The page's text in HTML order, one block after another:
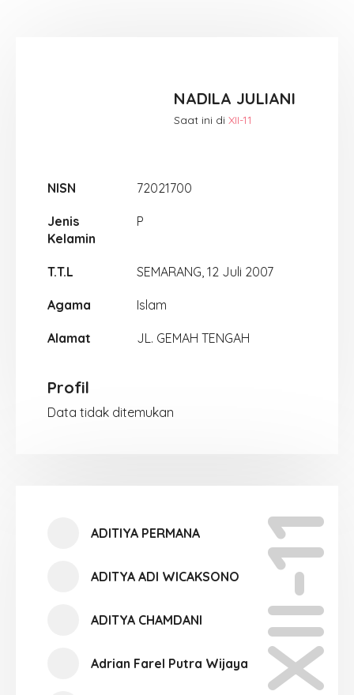
NADILA JULIANI
Saat ini di XII-11
NISN 72021700
Jenis
Kelamin
P
T.T.L SEMARANG, 12 Juli 2007
Agama Islam
Alamat JL. GEMAH TENGAH
Profil
Data tidak ditemukan
XII-11
ADITIYA PERMANA
ADITYA ADI WICAKSONO
ADITYA CHAMDANI
Adrian Farel Putra Wijaya